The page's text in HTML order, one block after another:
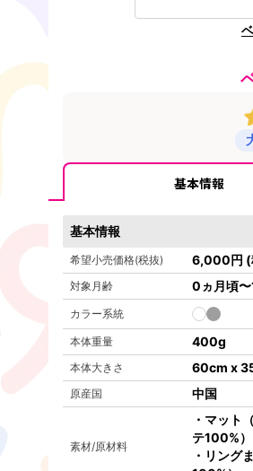
基本情報
基本情報
希望小売価格(税抜) 6,000円
対象月齢 0ヵ月頃
カラー系統
本体重量 400g
本体大きさ 60cm x
原産国 中国
素材/原材料
・マット
テ100%
・リング